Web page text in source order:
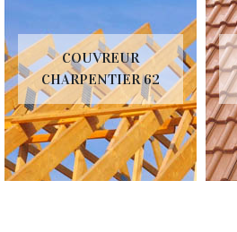
COUVREUR
CHARPENTIER 62